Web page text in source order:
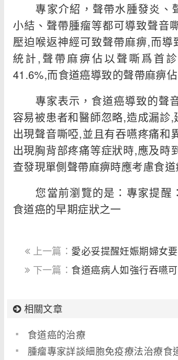
專家介紹，聲帶水腫發炎、
小結、聲帶腫瘤等都可導致聲音
壓迫喉返神經可致聲帶麻痹,而導
統計,聲帶麻痹佔以聲嘶爲首
41.6%,而食道癌導致的聲帶麻痹
專家表示，食道癌導致的聲
容易被患者和醫師忽略,造成漏診,
出現聲音嘶啞,並且有吞嚥疼痛和
出現胸背部疼痛等症狀時,應及時
查發現單側聲帶麻痹時應考慮食道
您當前瀏覽的是：專家提醒
食道癌的早期症狀之一
上一篇： 愛必妥提醒妊娠期婦女
下一篇： 食道癌病人如強行吞嚥
相關文章
食道癌的治療
腫瘤專家詳談細胞免疫療法治療食